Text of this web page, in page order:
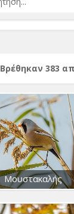
Βρέθηκαν 383
Μουστακαλής